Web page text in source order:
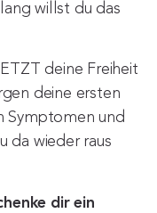
willst du das
deine Freiheit
deine ersten
Symptomen und
da wieder raus
dir ein